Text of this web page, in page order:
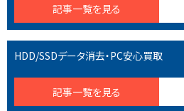
記事一覧を見る
HDD/SSDデータ消去・PC安心買取
記事一覧を見る